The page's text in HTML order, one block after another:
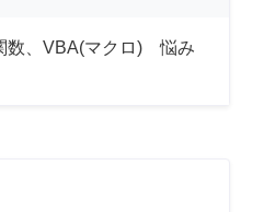
数、VBA(マクロ) 悩み